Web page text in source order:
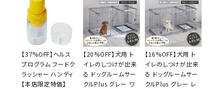
【37%OFF】ヘルス
プログラム フードク
ラッシャー ハンディ
【本店限定特価】
【20%OFF】犬用 ト
イレのしつけが出来
る ドッグルームサー
クルPlus グレー ワ
【16%OFF】犬用 ト
イレのしつけが出来
る ドッグルームサー
クルPlus グレー レ